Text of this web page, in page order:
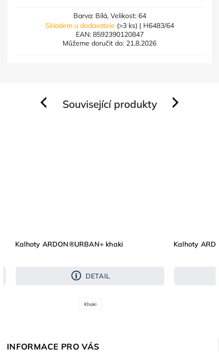
Barva: Bílá, Velikost: 64
Skladem u dodavatele (>3 ks) | H6483/64
EAN: 8592390120847
Můžeme doručit do: 21.8.2026
Související produkty
Previous
Kalhoty ARDON®URBAN+ khaki
DETAIL
Khaki
Kalhoty
Next
INFORMACE PRO VÁS